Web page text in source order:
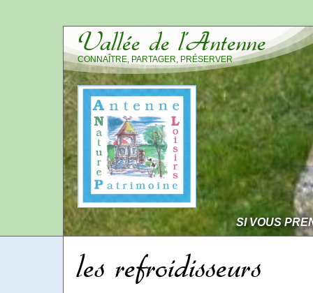
Vallée de l’Antenne
CONNAÎTRE, PARTAGER, PRÉSERVER
SI VOUS
les refroidisseurs